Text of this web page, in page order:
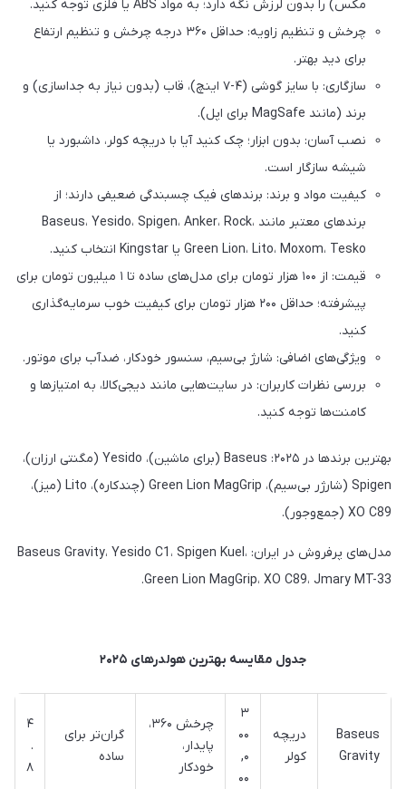
مکس) را بدون لرزش نگه دارد؛ به مواد ABS یا فلزی توجه کنید.
چرخش و تنظیم زاویه: حداقل ۳۶۰ درجه چرخش و تنظیم ارتفاع
برای دید بهتر.
سازگاری: با سایز گوشی (۴-۷ اینچ)، قاب (بدون نیاز به جداسازی) و
برند (مانند MagSafe برای اپل).
نصب آسان: بدون ابزار؛ چک کنید آیا با دریچه کولر، داشبورد یا
شیشه سازگار است.
کیفیت مواد و برند: برندهای فیک چسبندگی ضعیفی دارند؛ از
برندهای معتبر مانند Baseus، Yesido، Spigen، Anker، Rock،
Green Lion، Lito، Moxom، Tesko یا Kingstar انتخاب کنید.
قیمت: از ۱۰۰ هزار تومان برای مدل‌های ساده تا ۱ میلیون تومان برای
پیشرفته؛ حداقل ۲۰۰ هزار تومان برای کیفیت خوب سرمایه‌گذاری
کنید.
ویژگی‌های اضافی: شارژ بی‌سیم، سنسور خودکار، ضدآب برای موتور.
بررسی نظرات کاربران: در سایت‌هایی مانند دیجی‌کالا، به امتیازها و
کامنت‌ها توجه کنید.
بهترین برندها در ۲۰۲۵: Baseus (برای ماشین)، Yesido (مگنتی ارزان)،
Spigen (شارژر بی‌سیم)، Green Lion MagGrip (چندکاره)، Lito (میز)،
XO C89 (جمع‌وجور).
مدل‌های پرفروش در ایران: Baseus Gravity، Yesido C1، Spigen Kuel،
Green Lion MagGrip، XO C89، Jmary MT-33.
جدول مقایسه بهترین هولدرهای ۲۰۲۵
Baseus
Gravity
دریچه
کولر
۳
۰۰
,۰
۰۰
چرخش ۳۶۰،
پایدار،
خودکار
گران‌تر برای
ساده
۴
.
۸